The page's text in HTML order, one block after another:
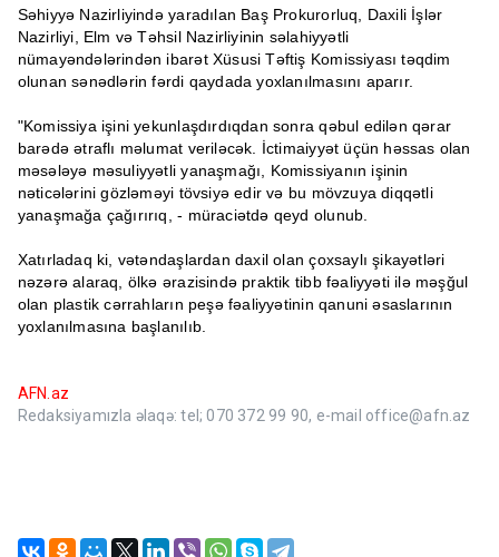
Səhiyyə Nazirliyində yaradılan Baş Prokurorluq, Daxili İşlər
Nazirliyi, Elm və Təhsil Nazirliyinin səlahiyyətli
nümayəndələrindən ibarət Xüsusi Təftiş Komissiyası təqdim
olunan sənədlərin fərdi qaydada yoxlanılmasını aparır.
"Komissiya işini yekunlaşdırdıqdan sonra qəbul edilən qərar
barədə ətraflı məlumat veriləcək. İctimaiyyət üçün həssas olan
məsələyə məsuliyyətli yanaşmağı, Komissiyanın işinin
nəticələrini gözləməyi tövsiyə edir və bu mövzuya diqqətli
yanaşmağa çağırırıq, - müraciətdə qeyd olunub.
Xatırladaq ki, vətəndaşlardan daxil olan çoxsaylı şikayətləri
nəzərə alaraq, ölkə ərazisində praktik tibb fəaliyyəti ilə məşğul
olan plastik cərrahların peşə fəaliyyətinin qanuni əsaslarının
yoxlanılmasına başlanılıb.
AFN.az
Redaksiyamızla əlaqə: tel; 070 372 99 90, e-mail office@afn.az